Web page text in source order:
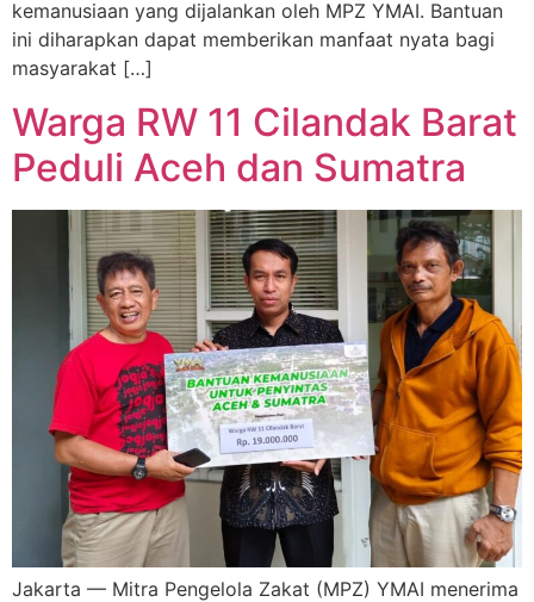
kemanusiaan yang dijalankan oleh MPZ YMAI. Bantuan
ini diharapkan dapat memberikan manfaat nyata bagi
masyarakat […]
Warga RW 11 Cilandak Barat
Peduli Aceh dan Sumatra
Jakarta — Mitra Pengelola Zakat (MPZ) YMAI menerima